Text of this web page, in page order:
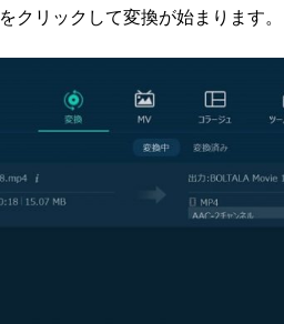
をクリックして変換が始まります。